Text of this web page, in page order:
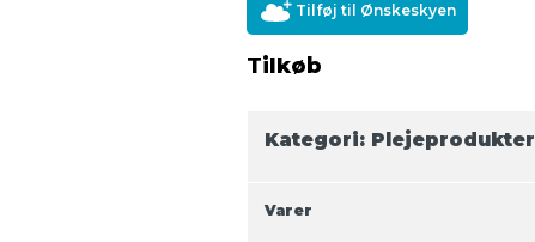
Tilføj til Ønskeskyen
Tilkøb
Kategori: Plejeprodukter
Varer